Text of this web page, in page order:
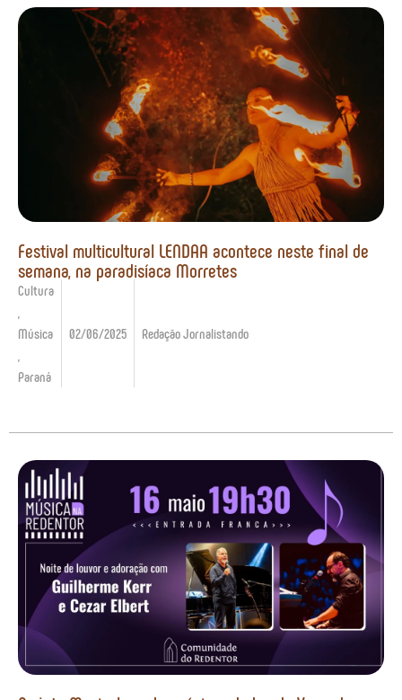
Festival multicultural LENDAA acontece neste final de
semana, na paradisíaca Morretes
Cultura
Música
Paraná
02/06/2025 Redação Jornalistando